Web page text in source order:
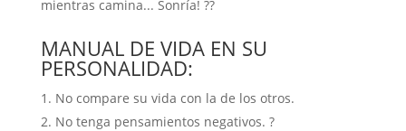
mientras camina... Sonría! ??
MANUAL DE VIDA EN SU
PERSONALIDAD:
No compare su vida con la de los otros.
No tenga pensamientos negativos. ?